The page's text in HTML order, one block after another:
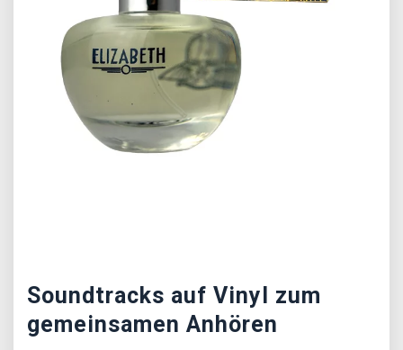
Soundtracks auf Vinyl zum
gemeinsamen Anhören